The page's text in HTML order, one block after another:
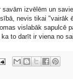
izvēlēm un
nevis tikai
vislabāk sapulcē
to darīt ir viena no